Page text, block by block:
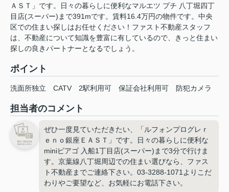
ＡＳＴ」です。日々の暮らしに便利なマルエツ プチ 八丁堀四丁
目店(スーパー)まで391mです。賃料16.4万円の物件です。中央
区での住まい探しはお任せください！ファスト不動産スタッフ
は、不動産について知識を豊富に有しているので、きっと住まい
探しの良きパートナーとなるでしょう。
ポイント
洗面所独立 CATV 2駅利用可 保証会社利用可 防犯カメラ
担当者のコメント
ぜひ一度見ていただきたい、「ルフォンプログレｒ
ｅｎｏ銀座ＥＡＳＴ」です。日々の暮らしに便利な
miniピアゴ 入船1丁目店(スーパー)まで3分で行けま
す。京葉線八丁堀周辺での住まい選びなら、ファス
ト不動産までご連絡下さい。03-3288-1071よりこだ
わりやご要望など、お気軽にお電話下さい。